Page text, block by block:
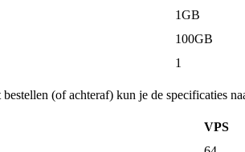
1GB
100GB
1
(of achteraf) kun je de specificaties
VPS